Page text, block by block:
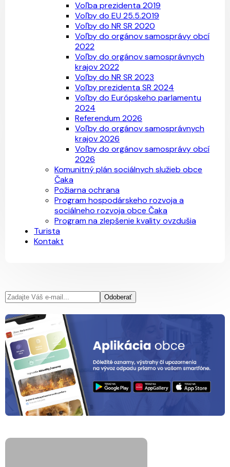
Voľba prezidenta 2019
Voľby do EU 25.5.2019
Voľby do NR SR 2020
Voľby do orgánov samosprávy obcí
2022
Voľby do orgánov samosprávnych
krajov 2022
Voľby do NR SR 2023
Voľby prezidenta SR 2024
Voľby do Európskeho parlamentu
2024
Referendum 2026
Voľby do orgánov samosprávnych
krajov 2026
Voľby do orgánov samosprávy obcí
2026
Komunitný plán sociálnych služieb obce
Čaka
Požiarna ochrana
Program hospodárskeho rozvoja a
sociálneho rozvoja obce Čaka
Program na zlepšenie kvality ovzdušia
Turista
Kontakt
Odoberať